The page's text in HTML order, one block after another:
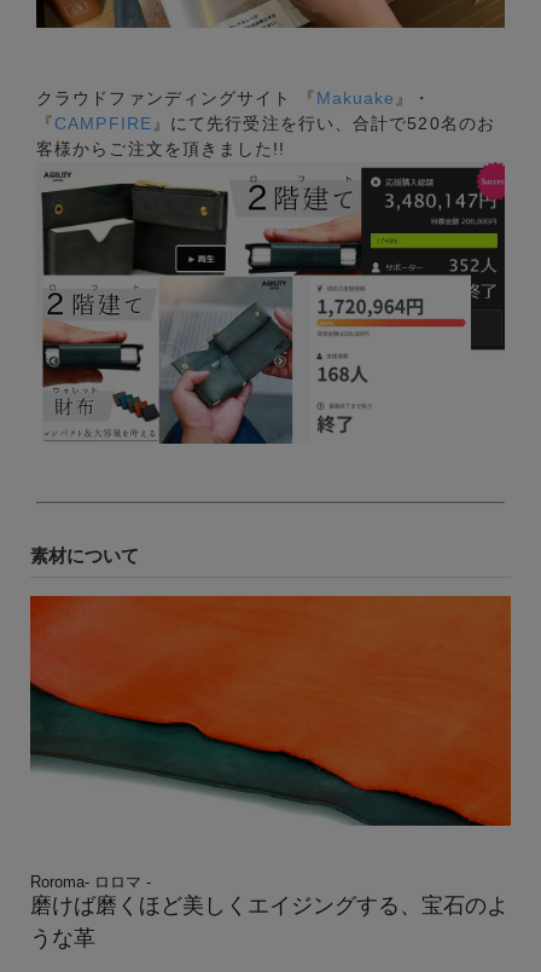
クラウドファンディングサイト 『Makuake 』・
『CAMPFIRE 』にて先行受注を行い、合計で520名のお
客様からご注文を頂きました!!
素材について
Roroma- ロロマ -
磨けば磨くほど美しくエイジングする、宝石のよ
うな革